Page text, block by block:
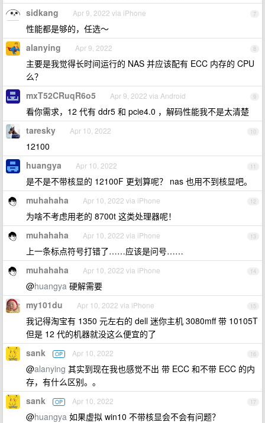
7
sidkang Apr 9, 2022 via iPhone
性能都是够的，任选～
8
alanying Apr 9, 2022
主要是我觉得长时间运行的 NAS 并应该配有 ECC 内存的 CPU
么？
9
mxT52CRuqR6o5 Apr 9, 2022 via Android
看你需求，12 代有 ddr5 和 pcie4.0 ，解码性能我不是太清楚
10
taresky Apr 10, 2022
12100
11
huangya Apr 10, 2022
是不是不带核显的 12100F 更划算呢？ nas 也用不到核显吧。
12
muhahaha Apr 10, 2022 via iPhone
为啥不考虑用老的 8700t 这类处理器呢！
13
muhahaha Apr 10, 2022 via iPhone
上一条标点符号打错了……应该是问号……
14
muhahaha Apr 10, 2022 via iPhone
@huangya 硬解需要
15
my101du Apr 10, 2022 via iPhone
我记得淘宝有 1350 元左右的 dell 迷你主机 3080mff 带 10105T
但是 12 代的机器就没这么便宜的了
16
sank OP Apr 10, 2022
@alanying 其实到现在我也感觉不出 带 ECC 和不带 ECC 的内
存，有什么区别。。
17
sank OP Apr 10, 2022
@huangya 如果虚拟 win10 不带核显会不会有问题？